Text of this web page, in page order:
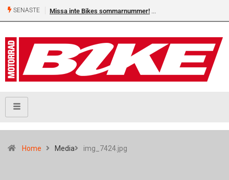
SENASTE Missa inte Bikes sommarnummer!
Home Media img_7424.jpg